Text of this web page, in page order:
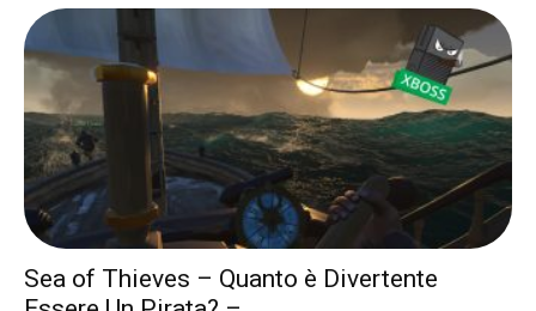
Sea of Thieves – Quanto è Divertente